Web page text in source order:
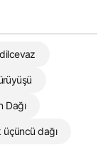
Dağı
üçüncü dağı